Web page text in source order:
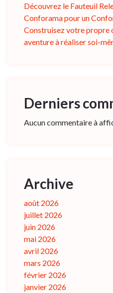
Découvrez le Fauteuil
Conforama pour un
Construisez votre propre
aventure à réaliser soi-
Derniers
Aucun commentaire à
Archive
août 2026
juillet 2026
juin 2026
mai 2026
avril 2026
mars 2026
février 2026
janvier 2026